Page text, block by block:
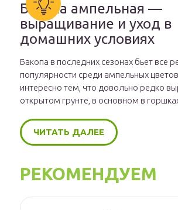
Бакопа ампельная —
выращивание и уход в
домашних условиях
Бакопа в последних сезонах бьет все
популярности среди ампельных
интересно тем, что довольно редко
открытом грунте, в основном в
ЧИТАТЬ ДАЛЕЕ
РЕКОМЕНДУЕМ